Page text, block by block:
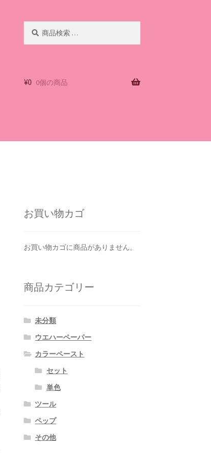
¥0 0個の商品
お買い物カゴ
お買い物カゴに商品がありません。
商品カテゴリー
未分類
ウエハーペーパー
カラーペースト
セット
単色
ツール
ペップ
その他